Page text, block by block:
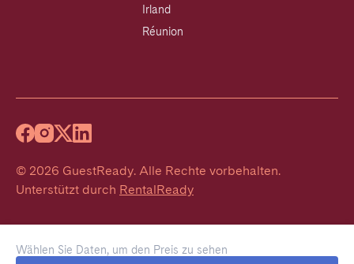
Wählen Sie Daten, um den Preis zu sehen
Irland
Réunion
© 2026 GuestReady. Alle Rechte vorbehalten.
Unterstützt durch RentalReady